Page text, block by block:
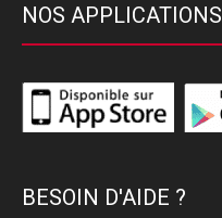
NOS APPLICATIONS
BESOIN D'AIDE ?